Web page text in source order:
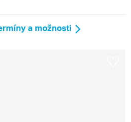
a možnosti